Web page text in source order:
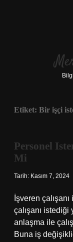
Etiket: Bir işçi
Personel
Mi
Tarih: Kasım 7, 2024
İşveren
çalışanı istediği
anlaşma ile
Buna iş